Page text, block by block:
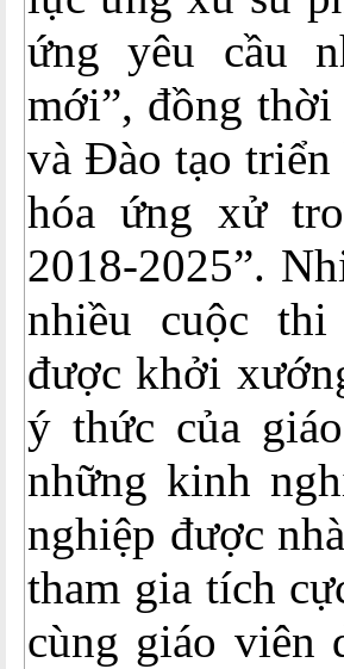
ứng yêu cầu
mới”, đồng
và Đào tạo
hóa ứng xử
2018-2025”.
nhiều cuộc
được khởi
ý thức của
những kinh
nghiệp được
tham gia tích
cùng giáo viên